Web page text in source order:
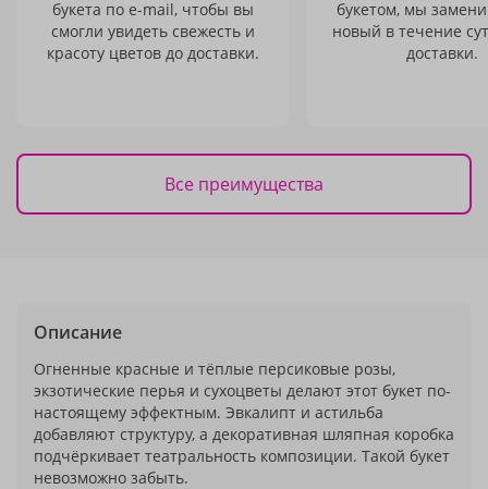
букета по e-mail, чтобы вы
смогли увидеть свежесть и
красоту цветов до доставки.
букетом, мы
новый в течение
доставки.
Все преимущества
Описание
Огненные красные и тёплые персиковые розы,
экзотические перья и сухоцветы делают этот букет по-
настоящему эффектным. Эвкалипт и астильба
добавляют структуру, а декоративная шляпная коробка
подчёркивает театральность композиции. Такой букет
невозможно забыть.